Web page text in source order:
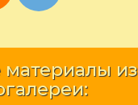
из